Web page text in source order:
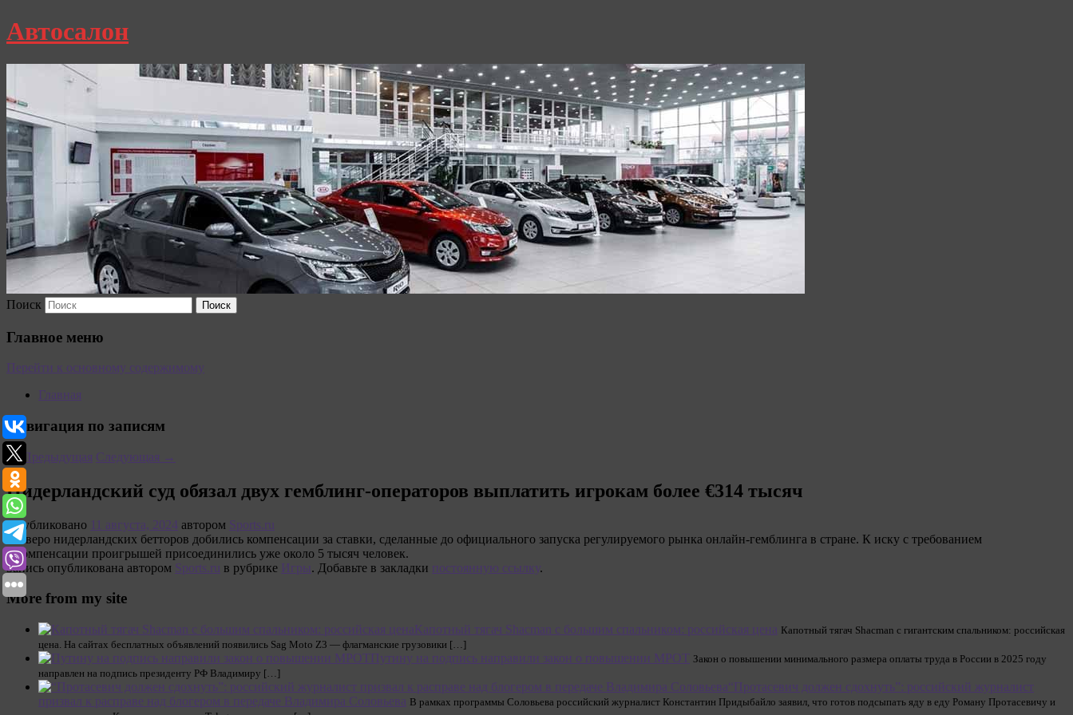
Автосалон
Поиск
Главное меню
Перейти к основному содержимому
Главная
Навигация по записям
←Предыдущая Следующая →
Нидерландский суд обязал двух гемблинг-операторов выплатить игрокам более €314 тысяч
Опубликовано 11 августа, 2024 автором Sports.ru
Четверо нидерландских бетторов добились компенсации за ставки, сделанные до официального запуска регулируемого рынка онлайн-гемблинга в стране. К иску с требованием
о компенсации проигрышей присоединились уже около 5 тысяч человек.
Запись опубликована автором Sports.ru в рубрике Игры. Добавьте в закладки постоянную ссылку.
More from my site
Капотный тягач Shacman с большим спальником: российская цена Капотный тягач Shacman с гигантским спальником: российская
цена. На сайтах бесплатных объявлений появились Sag Moto Z3 — флагманские грузовики […]
Путину на подпись направили закон о повышении МРОТ Закон о повышении минимального размера оплаты труда в России в 2025 году
направлен на подпись президенту РФ Владимиру […]
“Протасевич должен сдохнуть”: российский журналист
призвал к расправе над блогером в передаче Владимира Соловьева В рамках программы Соловьева российский журналист Константин Придыбайло заявил, что готов подсыпать яду в еду Роману Протасевичу и